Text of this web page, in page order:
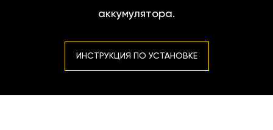
аккумулятора.
ИНСТРУКЦИЯ ПО УСТАНОВКЕ